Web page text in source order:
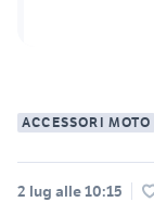
ACCESSORI MOTO
2 lug alle 10:15